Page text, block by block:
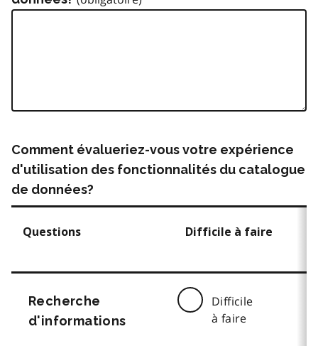
Comment évalueriez-vous votre expérience
d'utilisation des fonctionnalités du catalogue
de données?
Questions Difficile à faire
Recherche
d'informations
Difficile
à faire